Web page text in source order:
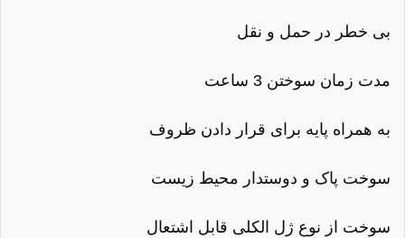
بی خطر در حمل و نقل
مدت زمان سوختن 3 ساعت
به همراه پایه برای قرار دادن ظروف
سوخت پاک و دوستدار محیط زیست
سوخت از نوع ژل الکلی قابل اشتعال